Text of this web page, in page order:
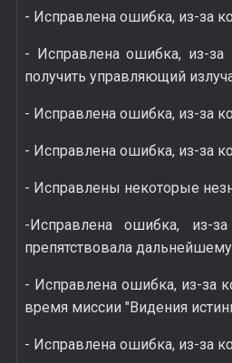
- Исправлена ошибка, из-за
- Исправлена ошибка, из-за
получить управляющий
- Исправлена ошибка, из-за
- Исправлена ошибка, из-за
- Исправлены некоторые
-Исправлена ошибка, из-
препятствовала
- Исправлена ошибка, из-за
время миссии "Видения
- Исправлена ошибка, из-за